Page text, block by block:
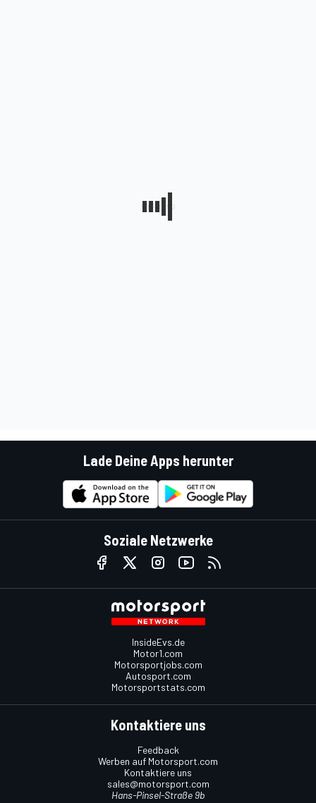
Lade Deine Apps herunter
Soziale Netzwerke
InsideEvs.de
Motor1.com
Motorsportjobs.com
Autosport.com
Motorsportstats.com
Kontaktiere uns
Feedback
Werben auf Motorsport.com
Kontaktiere uns
sales@motorsport.com
Hans-Pinsel-Straße 9b